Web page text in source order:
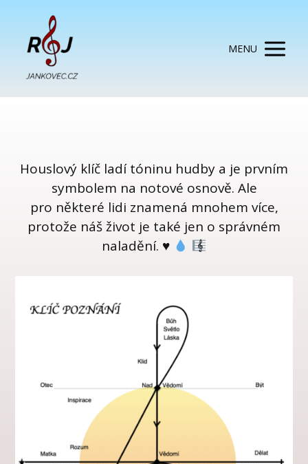
MENU
Houslový klíč ladí tóninu hudby a je prvním
symbolem na notové osnově. Ale
pro některé lidi znamená mnohem více,
protože náš život je také jen o správném
naladění. ♥️